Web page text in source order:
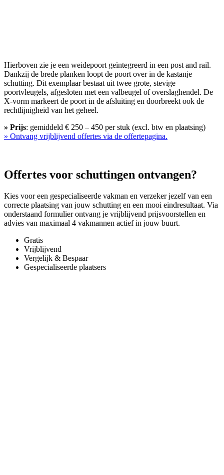
Hierboven zie je een weidepoort geïntegreerd in een post and rail.
Dankzij de brede planken loopt de poort over in de kastanje
schutting. Dit exemplaar bestaat uit twee grote, stevige
poortvleugels, afgesloten met een valbeugel of overslaghendel. De
X-vorm markeert de poort in de afsluiting en doorbreekt ook de
rechtlijnigheid van het geheel.
» Prijs: gemiddeld € 250 – 450 per stuk (excl. btw en plaatsing)
» Ontvang vrijblijvend offertes via de offertepagina.
Offertes voor schuttingen ontvangen?
Kies voor een gespecialiseerde vakman en verzeker jezelf van een
correcte plaatsing van jouw schutting en een mooi eindresultaat. Via
onderstaand formulier ontvang je vrijblijvend prijsvoorstellen en
advies van maximaal 4 vakmannen actief in jouw buurt.
Gratis
Vrijblijvend
Vergelijk & Bespaar
Gespecialiseerde plaatsers